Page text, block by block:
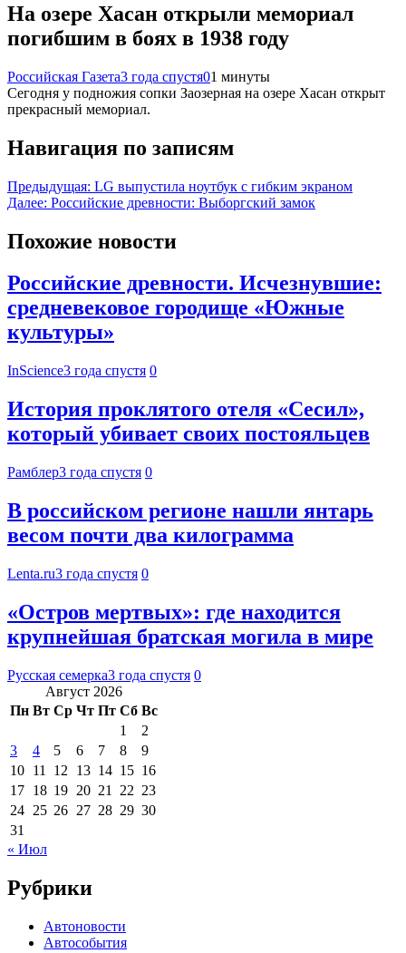
На озере Хасан открыли мемориал
погибшим в боях в 1938 году
Российская Газета3 года спустя01 минуты
Сегодня у подножия сопки Заозерная на озере Хасан открыт
прекрасный мемориал.
Навигация по записям
Предыдущая: LG выпустила ноутбук с гибким экраном
Далее: Российские древности: Выборгский замок
Похожие новости
Российские древности. Исчезнувшие:
средневековое городище «Южные
культуры»
InScience3 года спустя 0
История проклятого отеля «Сесил»,
который убивает своих постояльцев
Рамблер3 года спустя 0
В российском регионе нашли янтарь
весом почти два килограмма
Lenta.ru3 года спустя 0
«Остров мертвых»: где находится
крупнейшая братская могила в мире
Русская семерка3 года спустя 0
Август 2026
Пн Вт Ср Чт Пт Сб Вс
1
2
3
4 5 6 7 8
9
10 11 12 13 14 15 16
17 18 19 20 21 22 23
24 25 26 27 28 29 30
31
« Июл
Рубрики
Автоновости
Автособытия